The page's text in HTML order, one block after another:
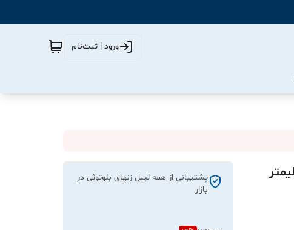
ورود | ثبت‌نام
پشتیبانی از همه لیبل زنهای بلوتوثی در
بازار